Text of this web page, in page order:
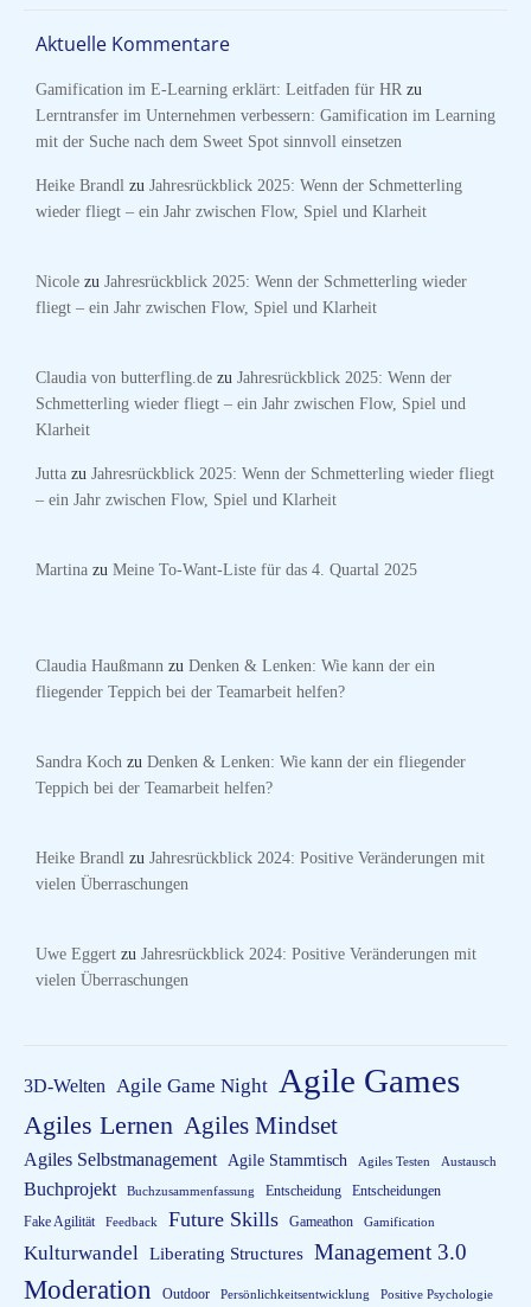
Aktuelle Kommentare
Gamification im E-Learning erklärt: Leitfaden für HR zu
Lerntransfer im Unternehmen verbessern: Gamification im Learning
mit der Suche nach dem Sweet Spot sinnvoll einsetzen
Heike Brandl zu Jahresrückblick 2025: Wenn der Schmetterling
wieder fliegt – ein Jahr zwischen Flow, Spiel und Klarheit
Nicole zu Jahresrückblick 2025: Wenn der Schmetterling wieder
fliegt – ein Jahr zwischen Flow, Spiel und Klarheit
Claudia von butterfling.de zu Jahresrückblick 2025: Wenn der
Schmetterling wieder fliegt – ein Jahr zwischen Flow, Spiel und
Klarheit
Jutta zu Jahresrückblick 2025: Wenn der Schmetterling wieder fliegt
– ein Jahr zwischen Flow, Spiel und Klarheit
Martina zu Meine To-Want-Liste für das 4. Quartal 2025
Claudia Haußmann zu Denken & Lenken: Wie kann der ein
fliegender Teppich bei der Teamarbeit helfen?
Sandra Koch zu Denken & Lenken: Wie kann der ein fliegender
Teppich bei der Teamarbeit helfen?
Heike Brandl zu Jahresrückblick 2024: Positive Veränderungen mit
vielen Überraschungen
Uwe Eggert zu Jahresrückblick 2024: Positive Veränderungen mit
vielen Überraschungen
3D-Welten Agile Game Night Agile Games
Agiles Lernen Agiles Mindset
Agiles Selbstmanagement Agile Stammtisch Agiles Testen Austausch
Buchprojekt Buchzusammenfassung Entscheidung
Entscheidungen
Fake Agilität
Feedback Future Skills Gameathon Gamification
Kulturwandel Liberating Structures Management 3.0
Moderation Outdoor Persönlichkeitsentwicklung Positive Psychologie